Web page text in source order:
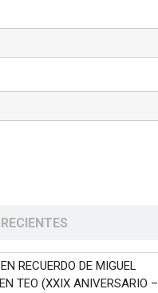
RECUERDO DE MIGUEL
TEO (XXIX ANIVERSARIO –